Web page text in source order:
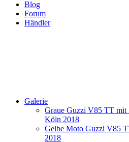
Blog
Forum
Händler
Galerie
Graue Guzzi V85 TT mit
Köln 2018
Gelbe Moto Guzzi V85
2018